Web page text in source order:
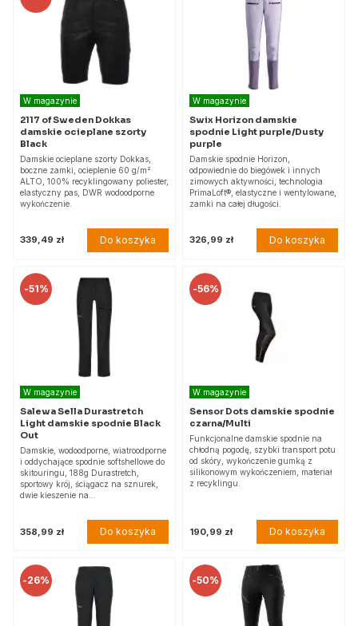
W magazynie
2117 of Sweden Dokkas
damskie ocieplane szorty
Black
Damskie ocieplane szorty Dokkas,
boczne zamki, ocieplenie 60 g/m²
ALTO, 100% recyklingowany poliester,
elastyczny pas, DWR wodoodporne
wykończenie.
339,49 zł Do koszyka
W magazynie
Swix Horizon damskie
spodnie Light purple/Dusty
purple
Damskie spodnie Horizon,
odpowiednie do biegówek i innych
zimowych aktywności, technologia
PrimaLoft®, elastyczne i wentylowane,
zamki na całej długości.
326,99 zł Do koszyka
-51%
W magazynie
Salewa Sella Durastretch
Light damskie spodnie Black
Out
Damskie, wodoodporne, wiatroodporne
i oddychające spodnie softshellowe do
skitouringu, 188g Durastretch,
sportowy krój, ściągacz na sznurek,
dwie kieszenie na…
358,99 zł Do koszyka
-56%
W magazynie
Sensor Dots damskie spodnie
czarna/Multi
Funkcjonalne damskie spodnie na
chłodną pogodę, szybki transport potu
od skóry, wykończenie gumką z
silikonowym wykończeniem, materiał
z recyklingu.
190,99 zł Do koszyka
-26% -50%